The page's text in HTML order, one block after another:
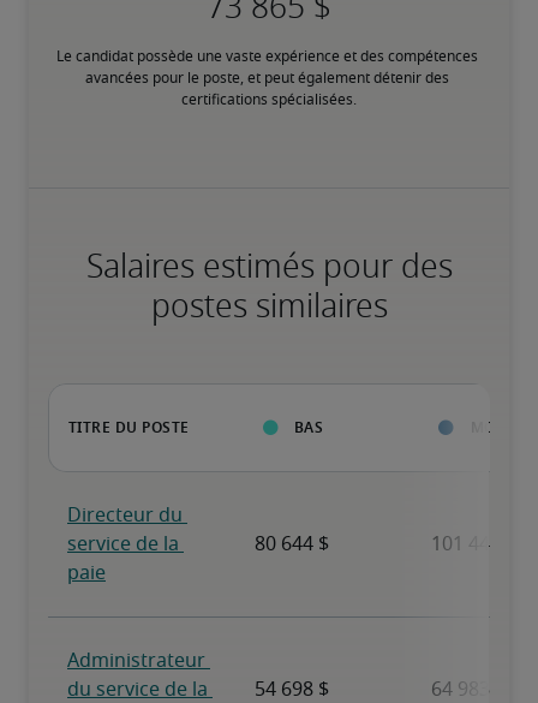
Le candidat possède une vaste expérience et des compétences
avancées pour le poste, et peut également détenir des
certifications spécialisées.
Salaires estimés pour des
postes similaires